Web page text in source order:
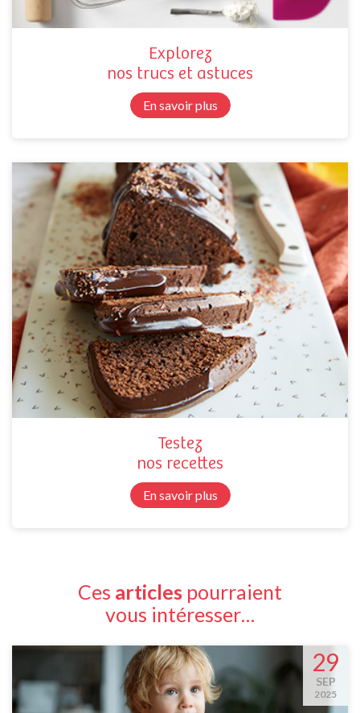
Explorez
nos trucs et astuces
En savoir plus
Testez
nos recettes
En savoir plus
Ces articles pourraient
vous intéresser…
29
SEP
2025